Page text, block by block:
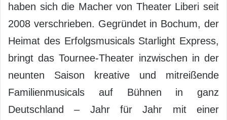
haben sich die Macher von Theater Liberi seit
2008 verschrieben. Gegründet in Bochum, der
Heimat des Erfolgsmusicals Starlight Express,
bringt das Tournee-Theater inzwischen in der
neunten Saison kreative und mitreißende
Familienmusicals auf Bühnen in ganz
Deutschland – Jahr für Jahr mit einer